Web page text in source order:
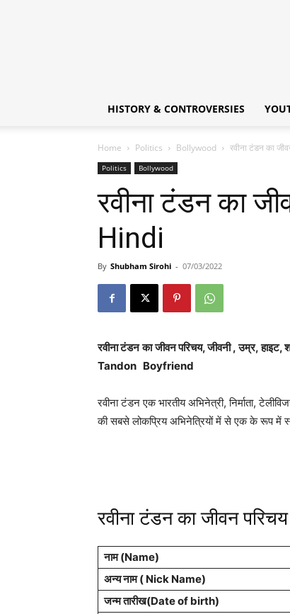
HISTORY & CONTROVERSIES
Home Politics Bollywood रवीना टंडन का
Politics Bollywood
रवीना टंडन का
Hindi
By Shubham Sirohi - 07/03/2022
रवीना टंडन का जीवन परिचय, जीवनी , उम्र, हाइट,
Tandon Boyfriend
रवीना टंडन एक भारतीय अभिनेत्री, निर्माता,
की सबसे लोकप्रिय अभिनेत्रियों में से एक के रूप में
रवीना टंडन का जीवन परिचय
नाम (Name)
अन्य नाम ( Nick Name)
जन्म तारीख(Date of birth)